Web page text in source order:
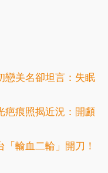
戀美名卻坦言：失眠
疤痕照揭近況：開顱
輸血二輪」開刀！